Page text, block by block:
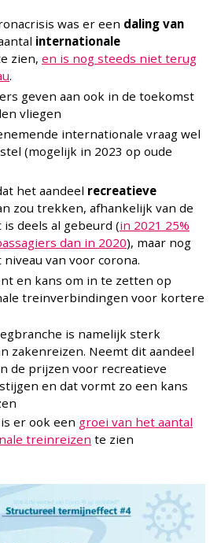
was er een daling van
internationale
zien,en is nog steeds niet terug
.
geven aan ook in de toekomst
vliegen
internationale vraag wel
(mogelijk in 2023 op oude
het aandeel recreatieve
zou trekken, afhankelijk van de
is deels al gebeurd (in 2021 25%
dan in 2020), maar nog
van voor corona.
en kans om in te zetten op
treinverbindingen voor kortere
is namelijk sterk
zakenreizen. Neemt dit aandeel
de prijzen voor recreatieve
en dat vormt zo een kans
er ook een groei van het aantal
treinreizen te zien